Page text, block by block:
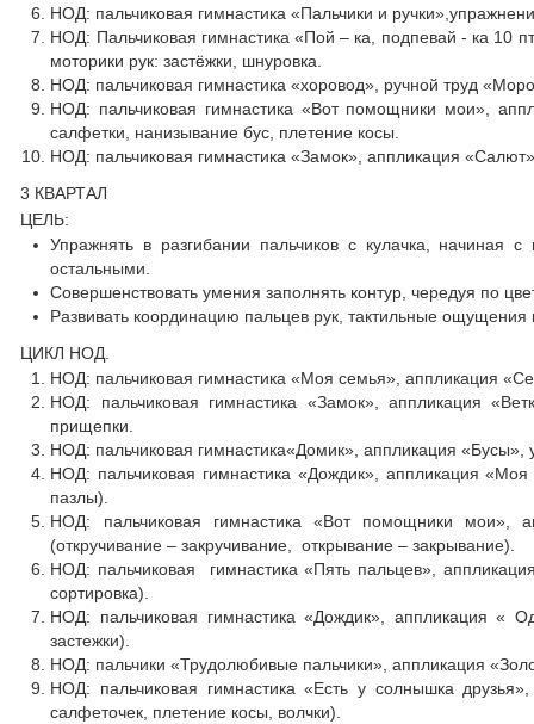
НОД: пальчиковая гимнастика «Пальчики и
НОД: Пальчиковая гимнастика «Пой – ка, подпевай - ка 10
моторики рук: застёжки, шнуровка.
НОД: пальчиковая гимнастика «хоровод», ручной труд
НОД: пальчиковая гимнастика «Вот помощники мои»,
салфетки, нанизывание бус, плетение косы.
НОД: пальчиковая гимнастика «Замок», аппликация
3 КВАРТАЛ
ЦЕЛЬ:
Упражнять в разгибании пальчиков с кулачка, начиная
остальными.
Совершенствовать умения заполнять контур, чередуя по
Развивать координацию пальцев рук, тактильные ощущения
ЦИКЛ НОД.
НОД: пальчиковая гимнастика «Моя семья», аппликация
НОД: пальчиковая гимнастика «Замок», аппликация
прищепки.
НОД: пальчиковая гимнастика«Домик», аппликация
НОД: пальчиковая гимнастика «Дождик», аппликация
пазлы).
НОД: пальчиковая гимнастика «Вот помощники мои»,
(откручивание – закручивание, открывание – закрывание).
НОД: пальчиковая гимнастика «Пять пальцев»,
сортировка).
НОД: пальчиковая гимнастика «Дождик», аппликация «
застежки).
НОД: пальчики «Трудолюбивые пальчики», аппликация
НОД: пальчиковая гимнастика «Есть у солнышка
салфеточек, плетение косы, волчки).